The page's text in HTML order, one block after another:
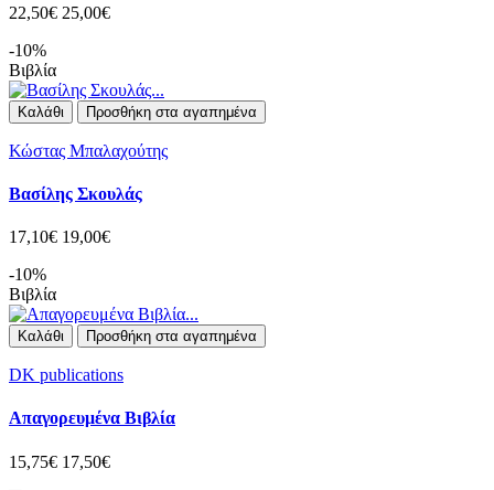
22,50€ 25,00€
-10%
Βιβλία
Καλάθι Προσθήκη στα αγαπημένα
Κώστας Μπαλαχούτης
Βασίλης Σκουλάς
17,10€ 19,00€
-10%
Βιβλία
Καλάθι Προσθήκη στα αγαπημένα
DK publications
Απαγορευμένα Βιβλία
15,75€ 17,50€